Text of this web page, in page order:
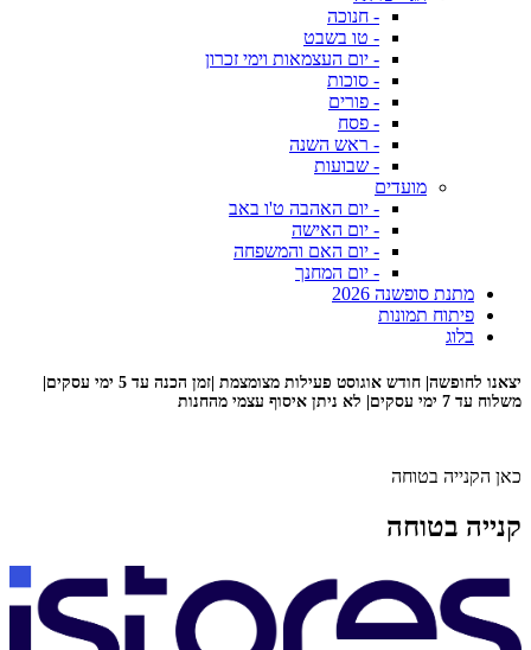
- חנוכה
- טו בשבט
- יום העצמאות וימי זכרון
- סוכות
- פורים
- פסח
- ראש השנה
- שבועות
מועדים
- יום האהבה ט'ו באב
- יום האישה
- יום האם והמשפחה
- יום המחנך
מתנת סופשנה 2026
פיתוח תמונות
בלוג
יצאנו לחופשה| חודש אוגוסט פעילות מצומצמת |זמן הכנה עד 5 ימי עסקים|
משלוח עד 7 ימי עסקים| לא ניתן איסוף עצמי מהחנות
כאן הקנייה בטוחה
קנייה בטוחה